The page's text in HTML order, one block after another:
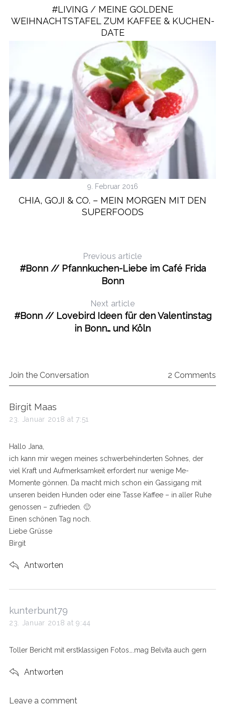
#LIVING / MEINE GOLDENE
WEIHNACHTSTAFEL ZUM KAFFEE & KUCHEN-
DATE
9. Februar 2016
CHIA, GOJI & CO. – MEIN MORGEN MIT DEN
SUPERFOODS
Previous article
#Bonn // Pfannkuchen-Liebe im Café Frida
Bonn
Next article
#Bonn // Lovebird Ideen für den Valentinstag
in Bonn… und Köln
Join the Conversation 2 Comments
s
a
s
:
Birgit Maas
23. Januar 2018 at 7:51
Hallo Jana,
ich kann mir wegen meines schwerbehinderten Sohnes, der
viel Kraft und Aufmerksamkeit erfordert nur wenige Me-
Momente gönnen. Da macht mich schon ein Gassigang mit
unseren beiden Hunden oder eine Tasse Kaffee – in aller Ruhe
genossen – zufrieden. 🙂
Einen schönen Tag noch.
Liebe Grüsse
Birgit
Antworten
s
a
s
kunterbunt79
23. Januar 2018 at 9:44
Toller Bericht mit erstklassigen Fotos….mag Belvita auch gern
Antworten
LLeave a comment
a
r
f
r